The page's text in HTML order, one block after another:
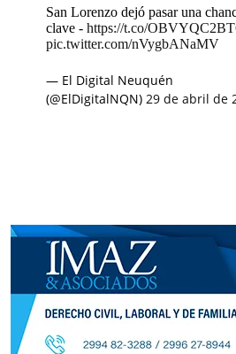
San Lorenzo dejó pasar una
clave - https://t.co/
pic.twitter.com/nVygbANaMV
— El Digital Neuquén
(@ElDigitalNQN) 29 de abril de